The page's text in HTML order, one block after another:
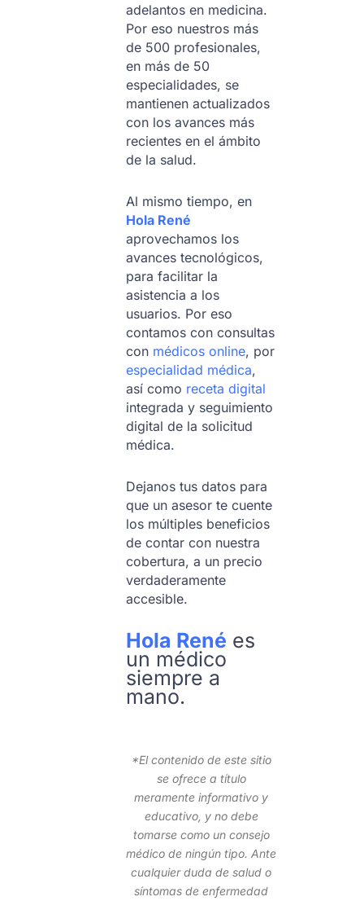
adelantos en medicina.
Por eso nuestros más
de 500 profesionales,
en más de 50
especialidades, se
mantienen actualizados
con los avances más
recientes en el ámbito
de la salud.
Al mismo tiempo, en
Hola René
aprovechamos los
avances tecnológicos,
para facilitar la
asistencia a los
usuarios. Por eso
contamos con consultas
con médicos online, por
especialidad médica,
así como receta digital
integrada y seguimiento
digital de la solicitud
médica.
Dejanos tus datos para
que un asesor te cuente
los múltiples beneficios
de contar con nuestra
cobertura, a un precio
verdaderamente
accesible.
Hola René es
un médico
siempre a
mano.
*El contenido de este sitio
se ofrece a título
meramente informativo y
educativo, y no debe
tomarse como un consejo
médico de ningún tipo. Ante
cualquier duda de salud o
síntomas de enfermedad